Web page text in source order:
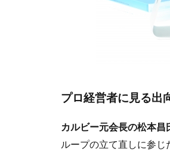
プロ経営者に見る出
カルビー元会長の松本昌
ループの立て直しに参じ